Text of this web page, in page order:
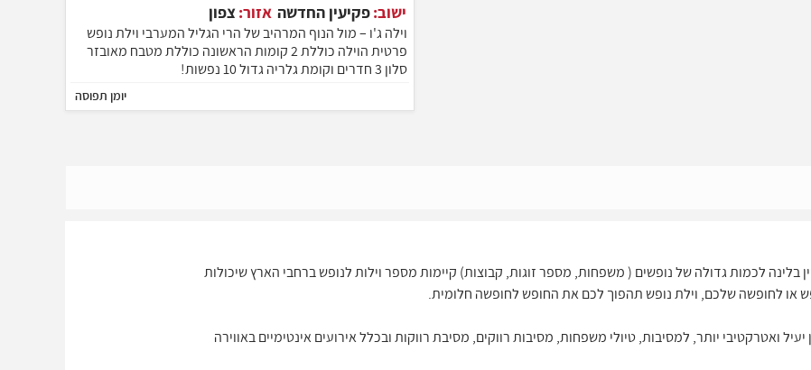
ישוב:פקיעין החדשה אזור:צפון
וילה ג'ו – מול הנוף המרהיב של הרי הגליל המערבי וילת נופש
פרטית הוילה כוללת 2 קומות הראשונה כוללת מטבח מאובזר
סלון 3 חדרים וקומת גלריה גדול 10 נפשות!
יומן תפוסה
בלינה לכמות גדולה של נופשים ( משפחות, מספר זוגות, קבוצות) קיימות מספר וילות לנופש ברחבי הארץ שיכולות